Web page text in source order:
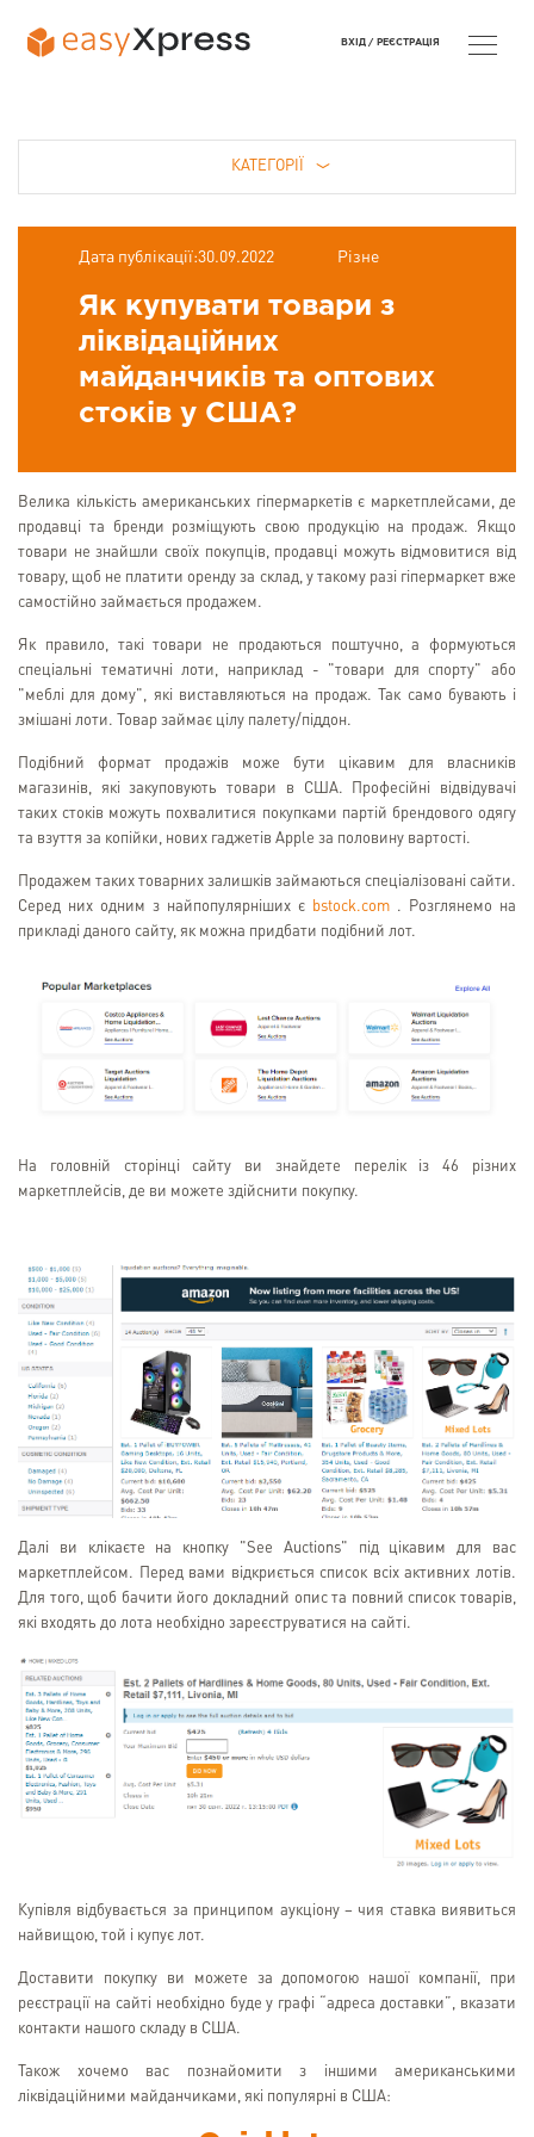
КАТЕГОРІЇ
Дата публікації:30.09.2022 Різне
Як купувати товари з
ліквідаційних
майданчиків та оптових
стоків у США?
Велика кількість американських гіпермаркетів є маркетплейсами, де
продавці та бренди розміщують свою продукцію на продаж. Якщо
товари не знайшли своїх покупців, продавці можуть відмовитися від
товару, щоб не платити оренду за склад, у такому разі гіпермаркет вже
самостійно займається продажем.
Як правило, такі товари не продаються поштучно, а формуються
спеціальні тематичні лоти, наприклад - "товари для спорту" або
"меблі для дому", які виставляються на продаж. Так само бувають і
змішані лоти. Товар займає цілу палету/піддон.
Подібний формат продажів може бути цікавим для власників
магазинів, які закуповують товари в США. Професійні відвідувачі
таких стоків можуть похвалитися покупками партій брендового одягу
та взуття за копійки, нових гаджетів Apple за половину вартості.
Продажем таких товарних залишків займаються спеціалізовані сайти.
Серед них одним з найпопулярніших є
bstock.com . Розглянемо на
прикладі даного сайту, як можна придбати подібний лот.
На головній сторінці сайту ви знайдете перелік із 46 різних
маркетплейсів, де ви можете здійснити покупку.
Далі ви клікаєте на кнопку "See Auctions" під цікавим для вас
маркетплейсом. Перед вами відкриється список всіх активних лотів.
Для того, щоб бачити його докладний опис та повний список товарів,
які входять до лота необхідно зареєструватися на сайті.
Купівля відбувається за принципом аукціону – чия ставка виявиться
найвищою, той і купує лот.
Доставити покупку ви можете за допомогою нашої компанії, при
реєстрації на сайті необхідно буде у графі “адреса доставки”, вказати
контакти нашого складу в США.
Також хочемо вас познайомити з іншими американськими
ліквідаційними майданчиками, які популярні в США:
ВХІД / РЕЄСТРАЦІЯ